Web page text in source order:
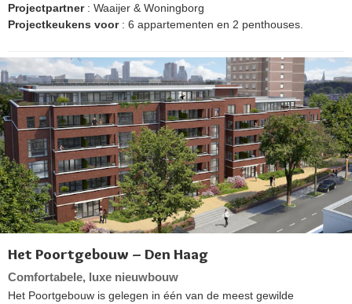
Projectpartner: Waaijer & Woningborg
Projectkeukens voor: 6 appartementen en 2 penthouses.
Het Poortgebouw – Den Haag
Comfortabele, luxe nieuwbouw
Het Poortgebouw is gelegen in één van de meest gewilde